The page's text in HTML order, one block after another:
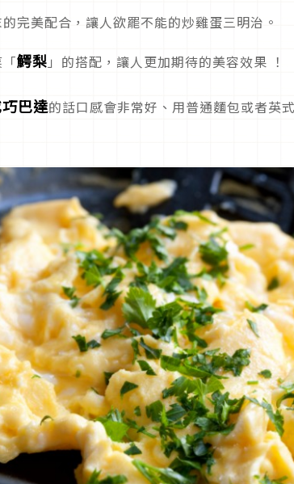
完美配合，讓人欲罷不能的炒雞蛋三明治。
鰐梨 」的搭配，讓人更加期待的美容效果 ！
巴達的話口感會非常好、用普通麵包或者英